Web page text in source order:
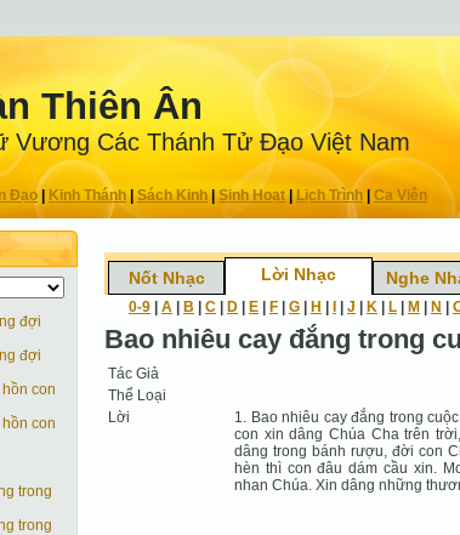
Thiên Ân
Vương Các Thánh Tử Ðạo Việt Nam
Ðạo| Kinh Thánh Sách Kinh|Sinh Hoạt| Lịch Trình Ca Viên
đợi
đợi
con
con
trong
trong
Nốt Nhạc Lời Nhạc Nghe
0-9 A B C D E F G H J K L M N
Bao nhiêu cay đắng trong
Tác Giả
Thể Loại
Lời
1. Bao nhiêu cay đắng trong
con xin dâng Chúa Cha trên
dâng trong bánh rượu, đời con
hèn thì con đâu dám cầu xin.
nhan Chúa. Xin dâng những